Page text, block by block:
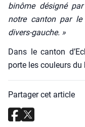
binôme dési­gné
notre can­ton par
divers-gauche. »
Dans le can­ton
porte les cou­leurs
Partager cet article